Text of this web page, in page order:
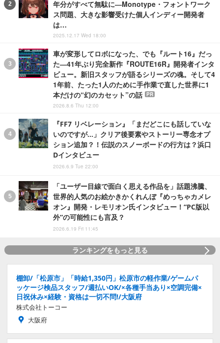
年分がすべて無駄に―Monotype・フォントワーク
ス問題、大きな影響受けた個人インディー開発者
は…
2025.12.17 Wed 18:00
車が変形してロボになった、でも『ルート16』だっ
た―41年ぶり完全新作『ROUTE16R』開発者インタ
ビュー。新旧スタッフが語るシリーズの魂。そして4
1年前、たった1人のために手作業で直した世界に1
本だけの“幻のカセット”の話
PR
2026.8.6 Thu 12:00
『FF7 リベレーション』「まだどこにも話していな
いのですが…」クリア後要素やストーリー専念オプ
ション追加？！伝説のスノーボードの行方は？浜口
Dインタビュー
2026.6.9 Tue 22:00
「ユーザー目線で面白く思える作品を」話題沸騰、
世界的人気のお絵かきかくれんぼ『めっちゃカメレ
オン』開発・レモリオン氏インタビュー！“PC版以
外”の可能性にも言及？
2026.6.19 Fri 11:45
ランキングをもっと見る
棚卸/「松原市」「時給1,350円」松原市の軽作業/ゲームパ
ッケージ検品スタッフ/週払いOK/×各種手当あり×空調完備×
日祝休み×経験・資格は一切不問!/大阪府
株式会社トーコー
大阪府